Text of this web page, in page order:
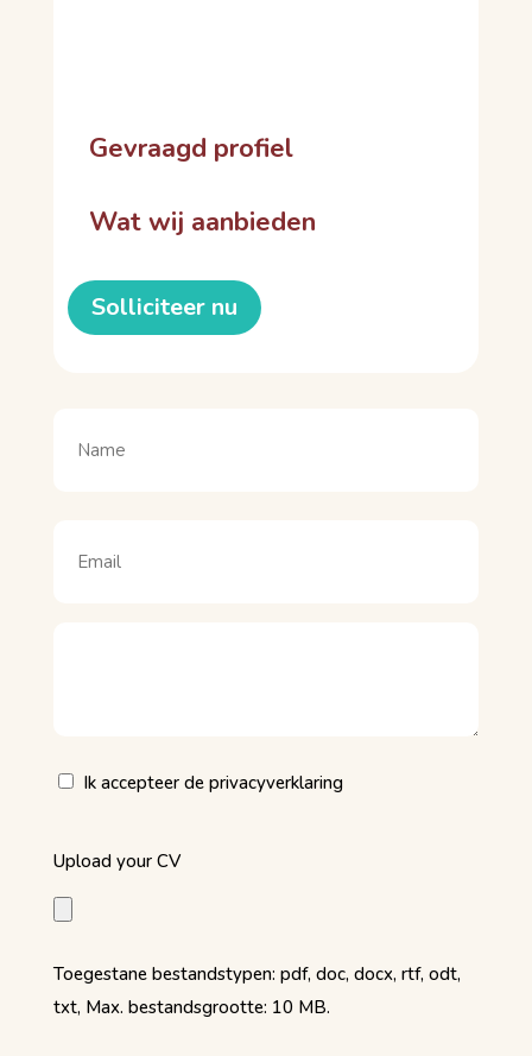
Gevraagd profiel
Wat wij aanbieden
Solliciteer nu
(Vereist)
(Vereist)
Privacy
Ik accepteer de privacyverklaring
your
CV
Upload your CV
Toegestane bestandstypen: pdf, doc, docx, rtf, odt,
txt, Max. bestandsgrootte: 10 MB.